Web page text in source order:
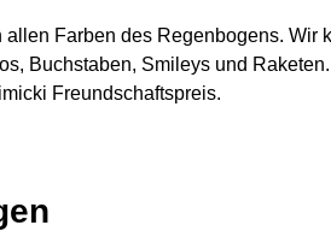
Farben des Regenbogens.
Buchstaben, Smileys und
Freundschaftspreis.